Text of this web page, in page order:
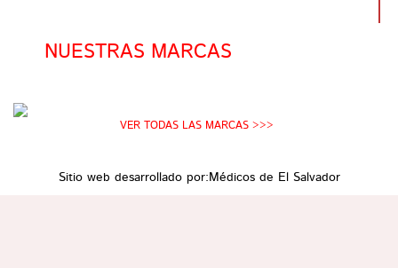
NUESTRAS MARCAS
VER TODAS LAS MARCAS >>>
Sitio web desarrollado por: Médicos de El Salvador